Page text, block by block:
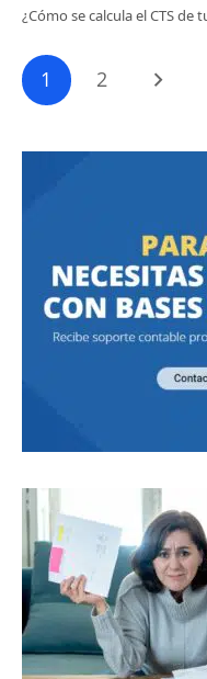
¿Cómo se calcula el CTS de
1 2